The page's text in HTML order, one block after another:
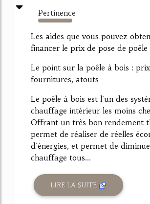
Pertinence
1112%
Les aides que vous pouvez
financer le prix de pose de poêle
Le point sur la poêle à bois :
fournitures, atouts
Le poêle à bois est l'un des
chauffage intérieur les moins
Offrant un très bon rendement
permet de réaliser de réelles
d'énergies, et permet de
chauffage tous...
LIRE LA SUITE